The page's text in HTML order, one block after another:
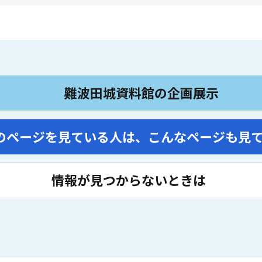
難波田城資料館の企画展示
ページを見ている人は、 こんなページも見
情報が見つからないときは